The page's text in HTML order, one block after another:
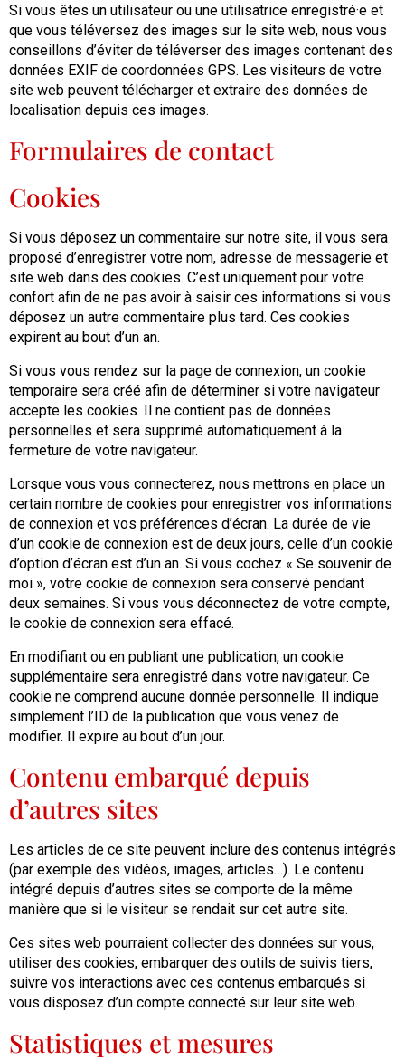
Si vous êtes un utilisateur ou une utilisatrice enregistré·e et
que vous téléversez des images sur le site web, nous vous
conseillons d’éviter de téléverser des images contenant des
données EXIF de coordonnées GPS. Les visiteurs de votre
site web peuvent télécharger et extraire des données de
localisation depuis ces images.
Formulaires de contact
Cookies
Si vous déposez un commentaire sur notre site, il vous sera
proposé d’enregistrer votre nom, adresse de messagerie et
site web dans des cookies. C’est uniquement pour votre
confort afin de ne pas avoir à saisir ces informations si vous
déposez un autre commentaire plus tard. Ces cookies
expirent au bout d’un an.
Si vous vous rendez sur la page de connexion, un cookie
temporaire sera créé afin de déterminer si votre navigateur
accepte les cookies. Il ne contient pas de données
personnelles et sera supprimé automatiquement à la
fermeture de votre navigateur.
Lorsque vous vous connecterez, nous mettrons en place un
certain nombre de cookies pour enregistrer vos informations
de connexion et vos préférences d’écran. La durée de vie
d’un cookie de connexion est de deux jours, celle d’un cookie
d’option d’écran est d’un an. Si vous cochez « Se souvenir de
moi », votre cookie de connexion sera conservé pendant
deux semaines. Si vous vous déconnectez de votre compte,
le cookie de connexion sera effacé.
En modifiant ou en publiant une publication, un cookie
supplémentaire sera enregistré dans votre navigateur. Ce
cookie ne comprend aucune donnée personnelle. Il indique
simplement l’ID de la publication que vous venez de
modifier. Il expire au bout d’un jour.
Contenu embarqué depuis
d’autres sites
Les articles de ce site peuvent inclure des contenus intégrés
(par exemple des vidéos, images, articles…). Le contenu
intégré depuis d’autres sites se comporte de la même
manière que si le visiteur se rendait sur cet autre site.
Ces sites web pourraient collecter des données sur vous,
utiliser des cookies, embarquer des outils de suivis tiers,
suivre vos interactions avec ces contenus embarqués si
vous disposez d’un compte connecté sur leur site web.
Statistiques et mesures